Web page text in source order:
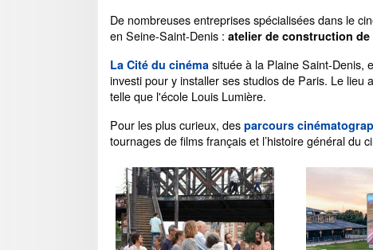
De nombreuses entreprises spécialisées dans le
en Seine-Saint-Denis : atelier de construction
La Cité du cinéma située à la Plaine Saint-Denis,
investi pour y installer ses studios de Paris. Le
telle que l'école Louis Lumière.
Pour les plus curieux, des parcours
tournages de films français et l’histoire général du